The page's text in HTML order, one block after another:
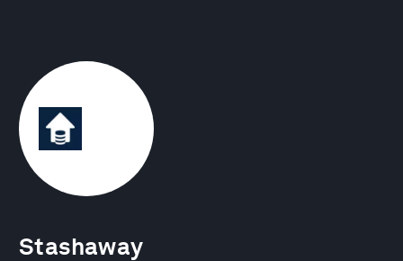
Stashaway